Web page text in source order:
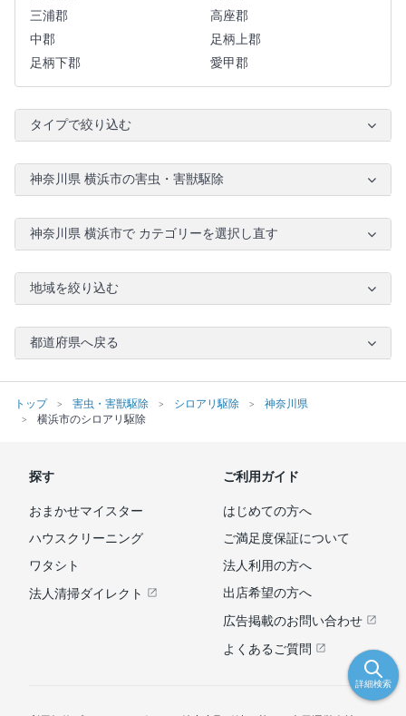
三浦郡
高座郡
中郡
足柄上郡
足柄下郡
愛甲郡
タイプで絞り込む
神奈川県 横浜市の害虫・害獣駆除
神奈川県 横浜市で カテゴリーを選択し直す
地域を絞り込む
都道府県へ戻る
トップ 害虫・害獣駆除 シロアリ駆除
神奈川県
横浜市のシロアリ駆除
詳細検索
探す
おまかせマイスター
ハウスクリーニング
ワタシト
法人清掃ダイレクト
ご利用ガイド
はじめての方へ
ご満足度保証について
法人利用の方へ
出店希望の方へ
広告掲載のお問い合わせ
よくあるご質問